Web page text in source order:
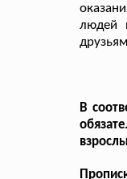
людей
В